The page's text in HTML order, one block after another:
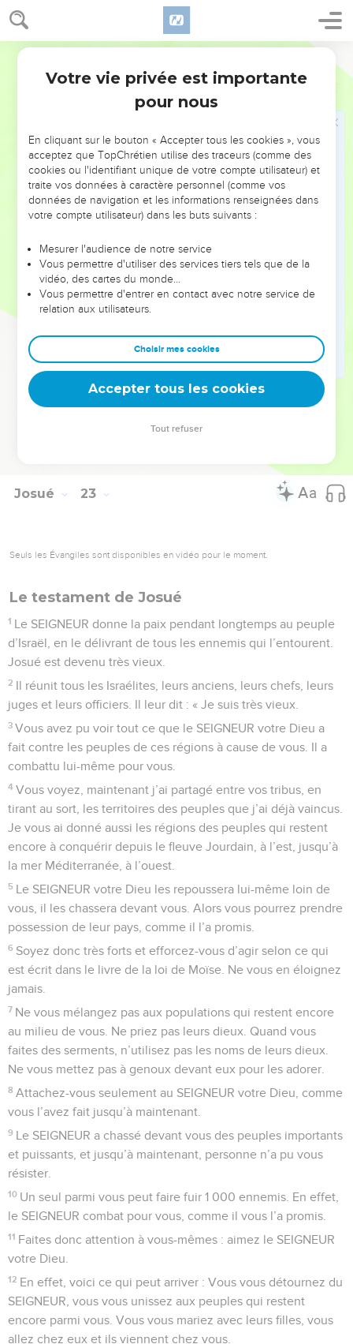
Josué 22
sacrifices complets, des offrandes de produits du sol et
d’autres sacrifices. Nous ne voulons rien offrir ailleurs que
sur l’autel du SEIGNEUR notre Dieu situé devant sa tente. »
Le prêtre Pinhas, les responsables du peuple et les chefs
des clans israélites acceptent les explications des gens de
Ruben, de Gad et de Manassé.
Pinhas, fils du prêtre Élazar, leur dit : « Maintenant, nous le
savons, le SEIGNEUR est avec nous. Vous n’avez pas
commis de faute grave contre lui. Ainsi, vous évitez aux
Israélites d’être punis par le SEIGNEUR. »
Ensuite, Pinhas, fils du prêtre Élazar, et les responsables
le pays de Galaad pour revenir en Canaan et ils rendent
compte aux autres Israélites de ce qui s’est passé.
Les Israélites sont satisfaits et ils remercient Dieu. Ils
renoncent à attaquer les tribus de Ruben et de Gad et à
Alors les gens de Ruben et de Gad disent : « Cet autel
témoigne pour nous tous que le SEIGNEUR est Dieu. » Et ils
donnent à cet autel le nom de « Témoin ».
© Société biblique française – Bibli’O, 2000, avec autorisation. Pour vous procurer
Josué 23
Seuls les Évangiles sont disponibles en vidéo pour le moment.
Le testament de Josué
1 Le SEIGNEUR donne la paix pendant longtemps au peuple
d’Israël, en le délivrant de tous les ennemis qui l’entourent.
Josué est devenu très vieux.
2 Il réunit tous les Israélites, leurs anciens, leurs chefs, leurs
juges et leurs officiers. Il leur dit : « Je suis très vieux.
3 Vous avez pu voir tout ce que le SEIGNEUR votre Dieu a
fait contre les peuples de ces régions à cause de vous. Il a
combattu lui-même pour vous.
4 Vous voyez, maintenant j’ai partagé entre vos tribus, en
tirant au sort, les territoires des peuples que j’ai déjà vaincus.
Je vous ai donné aussi les régions des peuples qui restent
encore à conquérir depuis le fleuve Jourdain, à l’est, jusqu’à
la mer Méditerranée, à l’ouest.
5 Le SEIGNEUR votre Dieu les repoussera lui-même loin de
vous, il les chassera devant vous. Alors vous pourrez prendre
possession de leur pays, comme il l’a promis.
6 Soyez donc très forts et efforcez-vous d’agir selon ce qui
est écrit dans le livre de la loi de Moïse. Ne vous en éloignez
jamais.
7 Ne vous mélangez pas aux populations qui restent encore
au milieu de vous. Ne priez pas leurs dieux. Quand vous
faites des serments, n’utilisez pas les noms de leurs dieux.
Ne vous mettez pas à genoux devant eux pour les adorer.
8 Attachez-vous seulement au SEIGNEUR votre Dieu, comme
vous l’avez fait jusqu’à maintenant.
9 Le SEIGNEUR a chassé devant vous des peuples importants
et puissants, et jusqu’à maintenant, personne n’a pu vous
résister.
10 Un seul parmi vous peut faire fuir 1 000 ennemis. En effet,
le SEIGNEUR combat pour vous, comme il vous l’a promis.
11 Faites donc attention à vous-mêmes : aimez le SEIGNEUR
votre Dieu.
12 En effet, voici ce qui peut arriver : Vous vous détournez du
SEIGNEUR, vous vous unissez aux peuples qui restent
encore parmi vous. Vous vous mariez avec leurs filles, vous
allez chez eux et ils viennent chez vous.
Votre vie privée est importante
pour nous
En cliquant sur le bouton « Accepter tous les cookies », vous
acceptez que TopChrétien utilise des traceurs (comme des
cookies ou l'identifiant unique de votre compte utilisateur) et
traite vos données à caractère personnel (comme vos
données de navigation et les informations renseignées dans
votre compte utilisateur) dans les buts suivants :
Mesurer l'audience de notre service
Vous permettre d'utiliser des services tiers tels que de la
vidéo, des cartes du monde…
Vous permettre d'entrer en contact avec notre service de
relation aux utilisateurs.
Choisir mes cookies
Accepter tous les cookies
Tout refuser